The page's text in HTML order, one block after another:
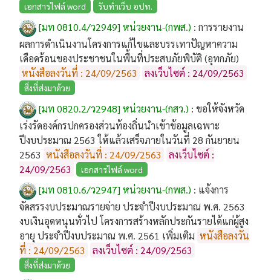
เอกสารไฟล์ word
รับทำเว็บ อปท.
[มท 0810.4/ว2949] หน่วยงาน-(กพส.) : การรายงาน
ผลการดำเนินงานโครงการแก้ไขและบรรเทาปัญหาความ
เดือดร้อนของประชาชนในพื้นที่ประสบภัยพิบัติ (อุทกภัย)
หนังสือลงวันที่ : 24/09/2563
ลงเว็บไซต์ : 24/09/2563
สิ่งที่ส่งมาด้วย
[มท 0820.2/ว2948] หน่วยงาน-(กสว.) : ขอให้จังหวัด
เร่งรัดองค์กรปกครองส่วนท้องถิ่นนำเข้าข้อมูลเฉพาะ
ปีงบประมาณ 2563 ให้แล้วเสร็จภายในวันที่ 28 กันยายน
2563 หนังสือลงวันที่ : 24/09/2563
ลงเว็บไซต์ :
24/09/2563
เอกสารไฟล์ word
[มท 0810.6/ว2947] หน่วยงาน-(กพส.) : แจ้งการ
จัดสรรงบประมาณรายจ่าย ประจำปีงบประมาณ พ.ศ. 2563
งบเงินอุดหนุนทั่วไป โครงการสร้างหลักประกันรายได้แก่ผู้สูง
อายุ ประจำปีงบประมาณ พ.ศ. 2561 เพิ่มเติม หนังสือลงวัน
ที่ : 24/09/2563
ลงเว็บไซต์ : 24/09/2563
สิ่งที่ส่งมาด้วย